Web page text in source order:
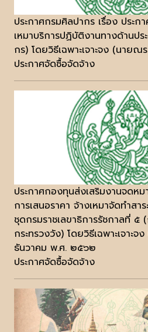
ประกาศกรมศิลปากร เรื่อง ประก
เหมาบริการปฏิบัติงานทางด้านป
กร) โดยวิธีเฉพาะเจาะจง (นาย
ประกาศจัดซื้อจัดจ้าง
ประกาศกองทุนส่งเสริมงานจดหม
การเสนอราคา จ้างเหมาจัดทำสา
ชุดกรมราชเลขาธิการรัชกาลที่ ๕
กระทรวงวัง) โดยวิธีเฉพาะเจาะ
ธันวาคม พ.ศ. ๒๕๖๒
ประกาศจัดซื้อจัดจ้าง